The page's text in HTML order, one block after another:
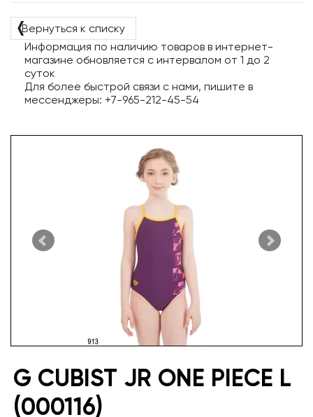
❬Вернуться к списку
Информация по наличию товаров в интернет-
магазине обновляется с интервалом от 1 до 2
суток
Для более быстрой связи с нами, пишите в
мессенджеры: +7-965-212-45-54
G CUBIST JR ONE PIECE L
(000116)